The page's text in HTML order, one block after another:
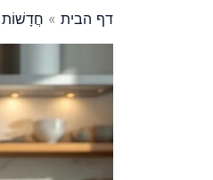
דף הבית חֲדָשׁוֹת